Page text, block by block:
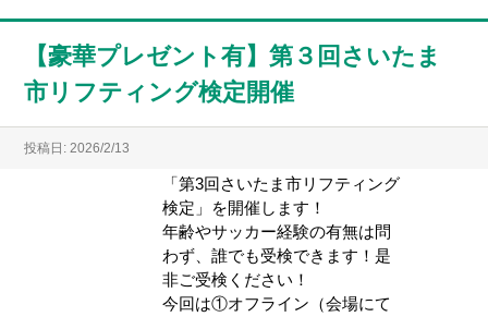
【豪華プレゼント有】第３回さいたま
市リフティング検定開催
投稿日: 2026/2/13
「第3回さいたま市リフティング
検定」を開催します！
年齢やサッカー経験の有無は問
わず、誰でも受検できます！是
非ご受検ください！
今回は①オフライン（会場にて